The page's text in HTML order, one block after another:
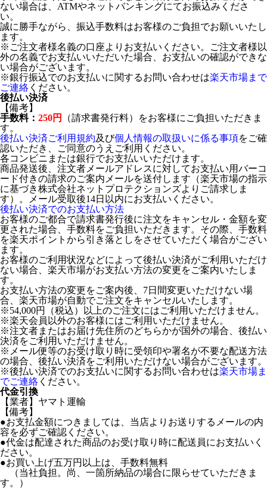
ない場合は、ATMやネットバンキングにてお振込みくださ
い。
誠に勝手ながら、振込手数料はお客様のご負担でお願いいたし
ます。
※ご注文者様名義の口座よりお支払いください。ご注文者様以
外の名義でお支払いいただいた場合、お支払いの確認ができな
い場合がございます。
※銀行振込でのお支払いに関するお問い合わせは楽天市場まで
ご連絡 ください。
後払い決済
【備考】
手数料： 250円
（請求書発行料）をお客様にご負担いただきま
す。
後払い決済ご利用規約及び個人情報の取扱いに係る事項をご確
認いただき、ご同意のうえご利用ください。
各コンビニまたは銀行でお支払いいただけます。
商品発送後、注文者メールアドレスに対してお支払い用バーコ
ード付きの請求のご案内メールを送付します（楽天市場の指示
に基づき株式会社ネットプロテクションズよりご請求しま
す）。メール受取後14日以内にお支払いください。
後払い決済でのお支払い方法
お客様のご都合で請求書発行後に注文をキャンセル・金額を変
更された場合、手数料をご負担いただきます。その際、手数料
を楽天ポイントから引き落としをさせていただく場合がござい
ます。
お客様のご利用状況などによって後払い決済がご利用いただけ
ない場合、楽天市場がお支払い方法の変更をご案内いたしま
す。
お支払い方法の変更をご案内後、7日間変更いただけない場
合、楽天市場が自動でご注文をキャンセルいたします。
※54,000円（税込）以上のご注文にはご利用いただけません。
※楽天会員以外のお客様にはご利用いただけません。
※注文者またはお届け先住所のどちらかが国外の場合、後払い
決済をご利用いただけません。
※メール便等のお受け取り時に受領印や署名が不要な配送方法
の場合、後払い決済をご利用いただけない場合がございます。
※後払い決済でのお支払いに関するお問い合わせは楽天市場ま
でご連絡 ください。
代金引換
【業者】ヤマト運輸
【備考】
●お支払金額につきましては、当店よりお送りするメールの内
容を必ずご確認ください。
●代金は配達された商品のお受け取り時に配送員にお支払いく
ださい。
●お買い上げ五万円以上は、手数料無料
（当社負担。尚、一箇所納品の場合に限らせていただきま
す。）